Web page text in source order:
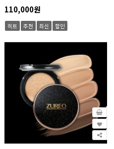
다. 위하여(爲하여)는 이러한 라이프스타
일을 고려하여 간 건강을 보다 체계적으로
관리할 수 있도록 개발된 프리미엄 건강기
(실리마린)은 식품의약품안전처에서 인정
한 기능성 원료로, 간 건강에 도움을 줄 수
있음이 확인된 성분입니다. 또한 활력 증진
에 필요한 비타민 B군을 함께 배합하여 바
쁜 현대인의 건강관리까지 고려하였습니
액상 타입으로 제조되어 목 넘김이 부드럽
고 언제 어디서나 간편하게 섭취할 수 있습
니다. 여기에 헛개나무열매를 비롯하여 구
기자, 오미자 등 엄선된 전통 식물성 원료
를 함께 배합하여 건강한 하루를 위한 프리
110,000원
히트 추천 최신 할인